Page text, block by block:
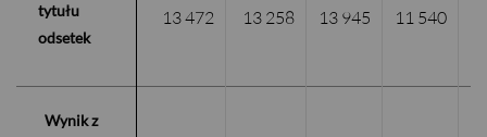
tytułu
odsetek
13 472 13 258 13 945 11 540
Wynik z